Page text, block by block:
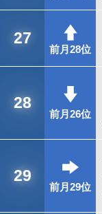
27
前月28位
28
前月26位
29
前月29位